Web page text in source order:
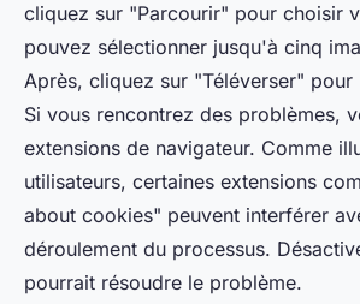
cliquez sur "Parcourir" pour choisir
pouvez sélectionner jusqu'à cinq
Après, cliquez sur "Téléverser"
Si vous rencontrez des problèmes,
extensions de navigateur. Comme
utilisateurs, certaines extensions
about cookies" peuvent interférer
déroulement du processus.
pourrait résoudre le problème.